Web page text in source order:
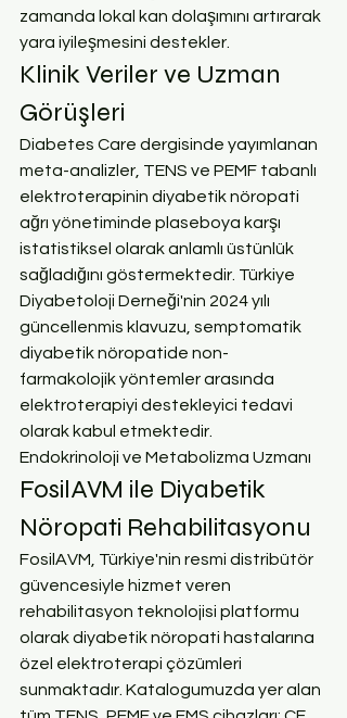
zamanda lokal kan dolaşımını artırarak
yara iyileşmesini destekler.
Klinik Veriler ve Uzman
Görüşleri
Diabetes Care dergisinde yayımlanan
meta-analizler, TENS ve PEMF tabanlı
elektroterapinin diyabetik nöropati
ağrı yönetiminde plaseboya karşı
istatistiksel olarak anlamlı üstünlük
sağladığını göstermektedir. Türkiye
Diyabetoloji Derneği'nin 2024 yılı
güncellenmis klavuzu, semptomatik
diyabetik nöropatide non-
farmakolojik yöntemler arasında
elektroterapiyi destekleyici tedavi
olarak kabul etmektedir.
Endokrinoloji ve Metabolizma Uzmanı
FosilAVM ile Diyabetik
Nöropati Rehabilitasyonu
FosilAVM, Türkiye'nin resmi distribütör
güvencesiyle hizmet veren
rehabilitasyon teknolojisi platformu
olarak diyabetik nöropati hastalarına
özel elektroterapi çözümleri
sunmaktadır. Katalogumuzda yer alan